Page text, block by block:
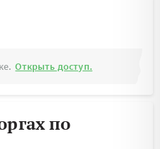
Открыть доступ.
по